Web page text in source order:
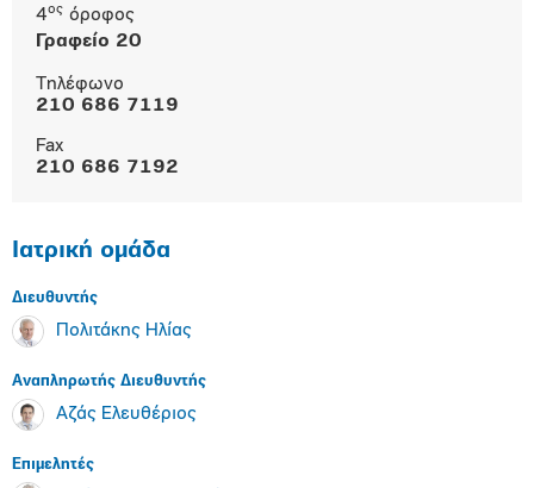
4ος όροφος
Γραφείο 20
Τηλέφωνο
210 686 7119
Fax
210 686 7192
Ιατρική ομάδα
Διευθυντής
Πολιτάκης Ηλίας
Αναπληρωτής Διευθυντής
Αζάς Ελευθέριος
Επιμελητές